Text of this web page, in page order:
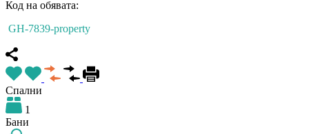
Код на обявата:
GH-7839-property
Спални
1
Бани